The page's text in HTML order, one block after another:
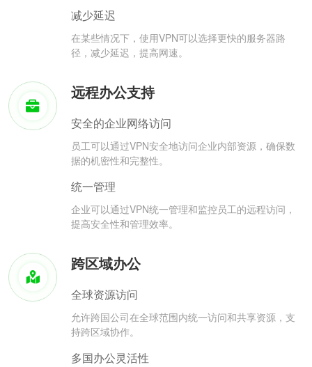
减少延迟
在某些情况下，使用VPN可以选择更快的服务器路
径，减少延迟，提高网速。
远程办公支持
安全的企业网络访问
员工可以通过VPN安全地访问企业内部资源，确保数
据的机密性和完整性。
统一管理
企业可以通过VPN统一管理和监控员工的远程访问，
提高安全性和管理效率。
跨区域办公
全球资源访问
允许跨国公司在全球范围内统一访问和共享资源，支
持跨区域协作。
多国办公灵活性